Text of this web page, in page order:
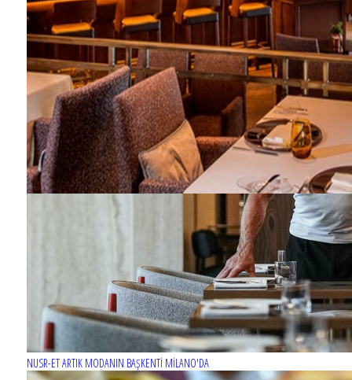
NUSR-ET ARTIK MODANIN BAŞKENTİ MİLANO'DA